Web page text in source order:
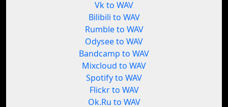
Vk to WAV
Bilibili to WAV
Rumble to WAV
Odysee to WAV
Bandcamp to WAV
Mixcloud to WAV
Spotify to WAV
Flickr to WAV
Ok.Ru to WAV